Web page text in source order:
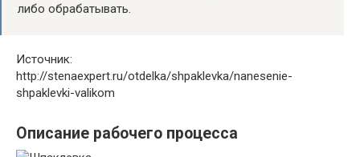
либо обрабатывать.
Источник:
http://stenaexpert.ru/otdelka/shpaklevka/nanesenie-
shpaklevki-valikom
Описание рабочего процесса